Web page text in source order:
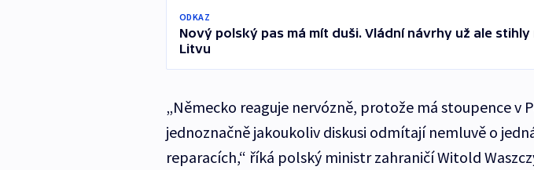
ODKAZ
Nový polský pas má mít duši. Vládní návrhy už ale
Litvu
„Německo reaguje nervózně, protože má stoupence v
jednoznačně jakoukoliv diskusi odmítají nemluvě o
reparacích,“ říká polský ministr zahraničí Witold